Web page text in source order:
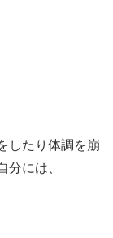
したり体調を崩
分には、